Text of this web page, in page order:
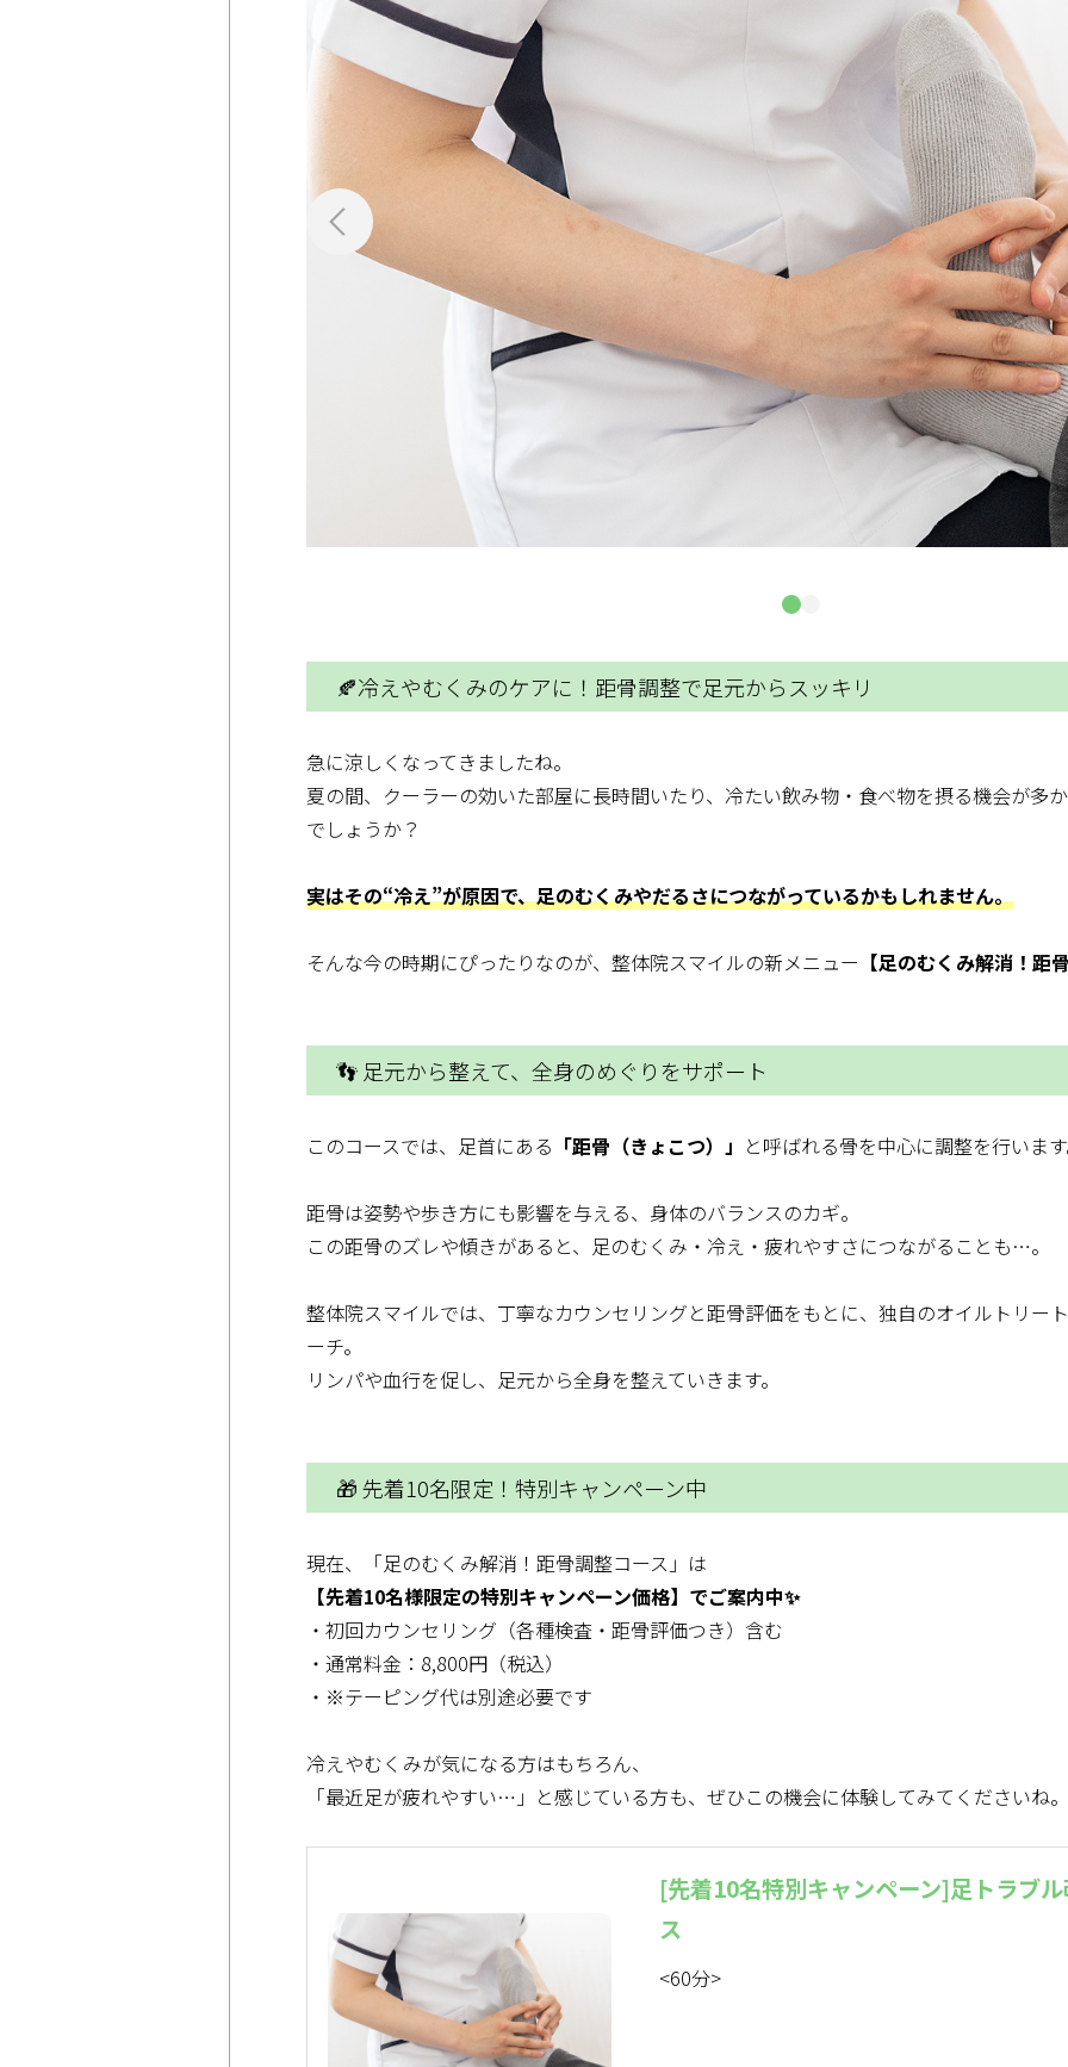
掲載の申込み
閉じる
🍂冷えやむくみのケアに！距骨調整で足元からスッキリ
急に涼しくなってきましたね。
夏の間、クーラーの効いた部屋に長時間いたり、冷たい飲み物・食べ物を摂る機会が多
でしょうか？
実はその“冷え”が原因で、足のむくみやだるさにつながっているかもしれません。
そんな今の時期にぴったりなのが、整体院スマイルの新メニュー 【足のむくみ解消！距
👣 足元から整えて、全身のめぐりをサポート
このコースでは、足首にある 「距骨（きょこつ）」 と呼ばれる骨を中心に調整を行います
距骨は姿勢や歩き方にも影響を与える、身体のバランスのカギ。
この距骨のズレや傾きがあると、足のむくみ・冷え・疲れやすさにつながることも…。
整体院スマイルでは、丁寧なカウンセリングと距骨評価をもとに、独自のオイルトリー
ーチ。
リンパや血行を促し、足元から全身を整えていきます。
🎁 先着10名限定！特別キャンペーン中
現在、「足のむくみ解消！距骨調整コース」は
【先着10名様限定の特別キャンペーン価格】でご案内中✨
・初回カウンセリング（各種検査・距骨評価つき）含む
・通常料金：8,800円（税込）
・※テーピング代は別途必要です
冷えやむくみが気になる方はもちろん、
「最近足が疲れやすい…」と感じている方も、ぜひこの機会に体験してみてくださいね。
[先着10名特別キャンペーン]足トラブ
ス
<60分>